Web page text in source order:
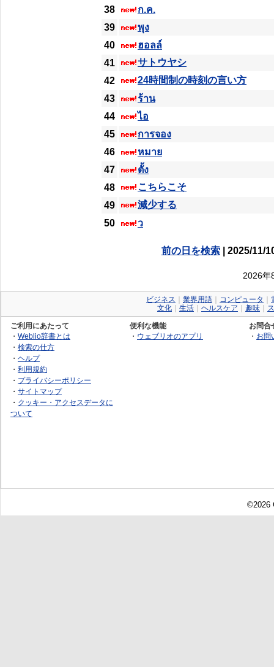
38
ก.ค.
39
พุง
40
ฮอลล์
41
サトウヤシ
42
24時間制の時刻の言い方
43
ร้าน
44
ไอ
45
การจอง
46
หมาย
47
ตั้ง
48
こちらこそ
49
減少する
50
ว
前の日を検索| 2025/11/
2026年
ビジネス 業界用語 コンピュータ
文化
生活 ヘルスケア 趣味
ご利用にあたって
・ Weblio辞書とは
・ 検索の仕方
・ ヘルプ
・ 利用規約
・ プライバシーポリシー
・ サイトマップ
・ クッキー・アクセスデータに
ついて
便利な機能
・ ウェブリオのアプリ
お問合
・ お問
©2026